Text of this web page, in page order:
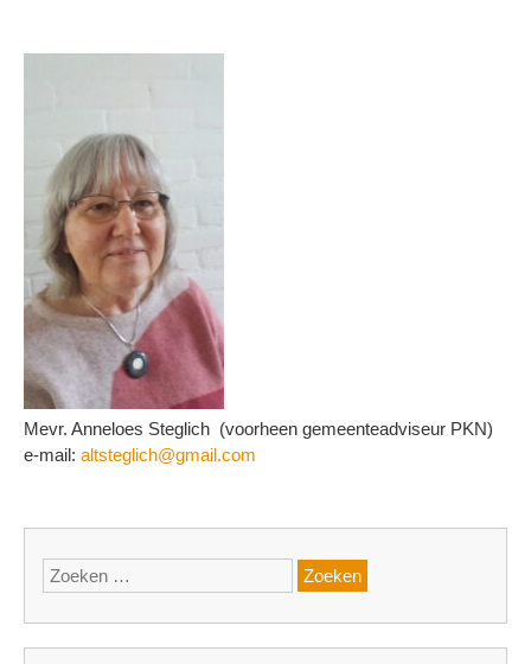
Mevr. Anneloes Steglich (voorheen gemeenteadviseur PKN)
e-mail: altsteglich@gmail.com
Zoeken
naar: